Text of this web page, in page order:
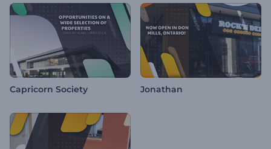
Capricorn Society Jonathan